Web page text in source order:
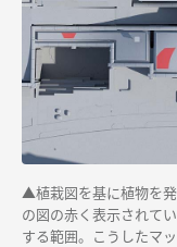
▲植栽図を基に植物を
の図の赤く表示されて
する範囲。こうしたマ